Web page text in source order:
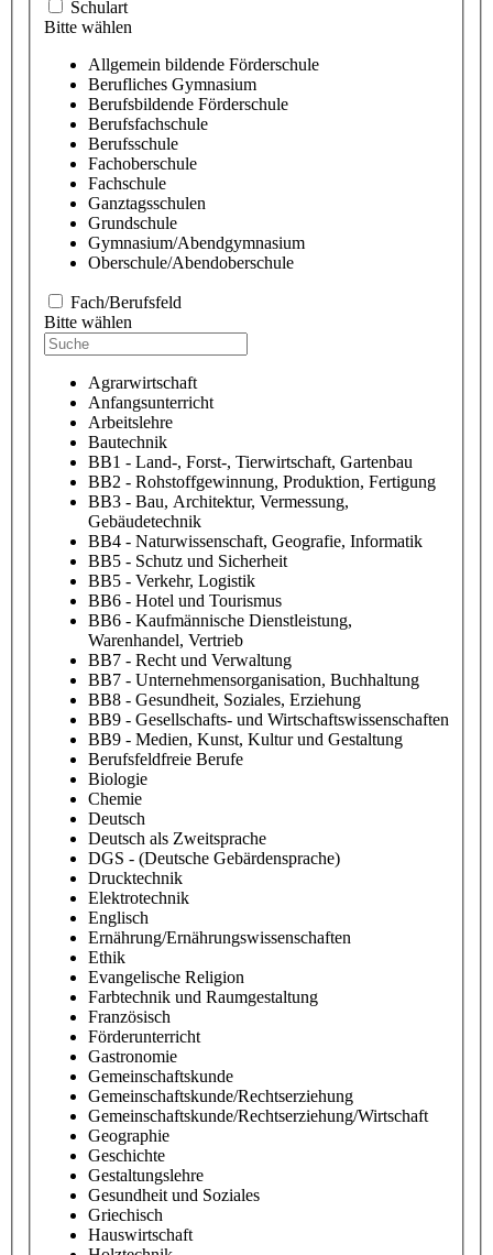
Schulart
Bitte wählen
Allgemein bildende Förderschule
Berufliches Gymnasium
Berufsbildende Förderschule
Berufsfachschule
Berufsschule
Fachoberschule
Fachschule
Ganztagsschulen
Grundschule
Gymnasium/Abendgymnasium
Oberschule/Abendoberschule
Fach/Berufsfeld
Bitte wählen
Agrarwirtschaft
Anfangsunterricht
Arbeitslehre
Bautechnik
BB1 - Land-, Forst-, Tierwirtschaft, Gartenbau
BB2 - Rohstoffgewinnung, Produktion, Fertigung
BB3 - Bau, Architektur, Vermessung,
Gebäudetechnik
BB4 - Naturwissenschaft, Geografie, Informatik
BB5 - Schutz und Sicherheit
BB5 - Verkehr, Logistik
BB6 - Hotel und Tourismus
BB6 - Kaufmännische Dienstleistung,
Warenhandel, Vertrieb
BB7 - Recht und Verwaltung
BB7 - Unternehmensorganisation, Buchhaltung
BB8 - Gesundheit, Soziales, Erziehung
BB9 - Gesellschafts- und Wirtschaftswissenschaften
BB9 - Medien, Kunst, Kultur und Gestaltung
Berufsfeldfreie Berufe
Biologie
Chemie
Deutsch
Deutsch als Zweitsprache
DGS - (Deutsche Gebärdensprache)
Drucktechnik
Elektrotechnik
Englisch
Ernährung/Ernährungswissenschaften
Ethik
Evangelische Religion
Farbtechnik und Raumgestaltung
Französisch
Förderunterricht
Gastronomie
Gemeinschaftskunde
Gemeinschaftskunde/Rechtserziehung
Gemeinschaftskunde/Rechtserziehung/Wirtschaft
Geographie
Geschichte
Gestaltungslehre
Gesundheit und Soziales
Griechisch
Hauswirtschaft